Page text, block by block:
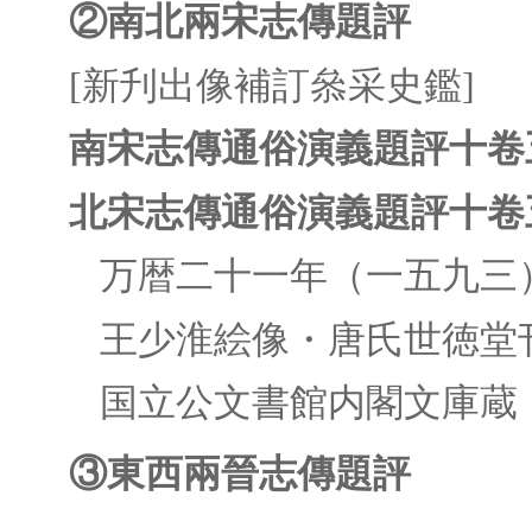
②南北兩宋志傳題評
[新刋出像補訂叅采史鑑]
南宋志傳通俗演義題評十
北宋志傳通俗演義題評十
万暦二十一年（一五九三
王少淮絵像・唐氏世徳堂
国立公文書館内閣文庫蔵
③東西兩晉志傳題評